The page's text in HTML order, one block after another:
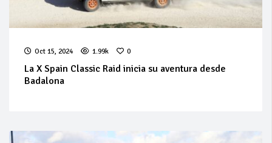
Oct 15, 2024 1.99k 0
La X Spain Classic Raid inicia su aventura desde
Badalona